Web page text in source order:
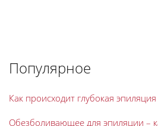
Популярное
Как происходит глубокая
Обезболивающее для эпиляции –